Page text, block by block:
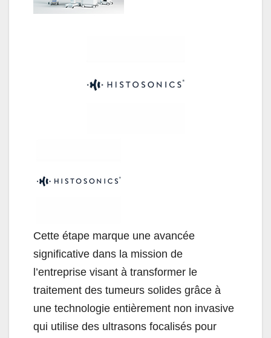
Cette étape marque une avancée
significative dans la mission de
l’entreprise visant à transformer le
traitement des tumeurs solides grâce à
une technologie entièrement non invasive
qui utilise des ultrasons focalisés pour